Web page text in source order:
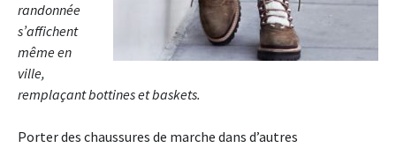
randonnée
s’affichent
même en
ville,
remplaçant bottines et baskets.
Porter des chaussures de marche dans d’autres